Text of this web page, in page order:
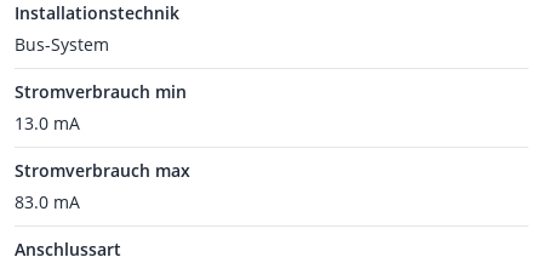
Installationstechnik
Bus-System
Stromverbrauch min
13.0 mA
Stromverbrauch max
83.0 mA
Anschlussart